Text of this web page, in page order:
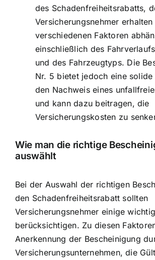
des Schadenfreiheitsrabatts,
Versicherungsnehmer
verschiedenen Faktoren
einschließlich des
und des Fahrzeugtyps. Die
Nr. 5 bietet jedoch eine
den Nachweis eines
und kann dazu beitragen, die
Versicherungskosten zu
Wie man die richtige
auswählt
Bei der Auswahl der richtigen
den Schadenfreiheitsrabatt sollten
Versicherungsnehmer einige
berücksichtigen. Zu diesen
Anerkennung der Bescheinigung
Versicherungsunternehmen, die